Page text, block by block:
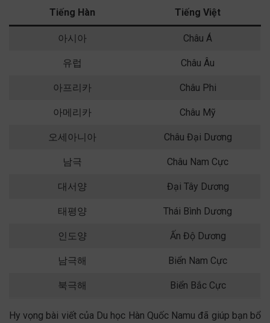
Tiếng Hàn Tiếng Việt
아시아 Châu Á
유럽 Châu Âu
아프리카 Châu Phi
아메리카 Châu Mỹ
오세아니아 Châu Đại Dương
남극 Châu Nam Cực
대서양 Đại Tây Dương
태평양 Thái Bình Dương
인도양 Ấn Độ Dương
남극해 Biển Nam Cực
북극해 Biển Bắc Cực
Hy vọng bài viết của Du học Hàn Quốc Namu đã giúp bạn bổ